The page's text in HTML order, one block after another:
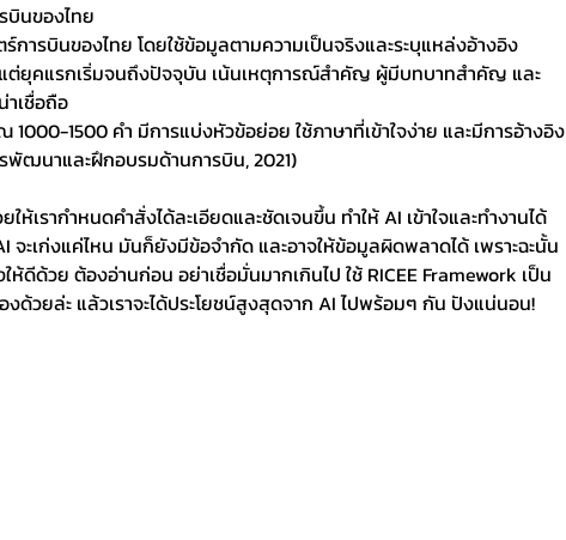
บินของไทย
การบินของไทย โดยใช้ข้อมูลตามความเป็นจริงและระบุแหล่งอ้างอิง
ต่ยุคแรกเริ่มจนถึงปัจจุบัน เน้นเหตุการณ์สำคัญ ผู้มีบทบาทสำคัญ และ
เชื่อถือ
1500 คำ มีการแบ่งหัวข้อย่อย ใช้ภาษาที่เข้าใจง่าย และมีการอ้างอิง
พัฒนาและฝึกอบรมด้านการบิน, 2021)
ให้เรากำหนดคำสั่งได้ละเอียดและชัดเจนขึ้น ทำให้ AI เข้าใจและทำงานได้
จะเก่งแค่ไหน มันก็ยังมีข้อจำกัด และอาจให้ข้อมูลผิดพลาดได้ เพราะฉะนั้น
ห้ดีด้วย ต้องอ่านก่อน อย่าเชื่อมั่นมากเกินไป ใช้ RICEE Framework เป็น
วยล่ะ แล้วเราจะได้ประโยชน์สูงสุดจาก AI ไปพร้อมๆ กัน ปังแน่นอน!